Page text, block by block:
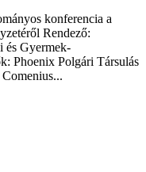
konferencia a
Rendező:
és Gyermek-
Phoenix Polgári Társulás